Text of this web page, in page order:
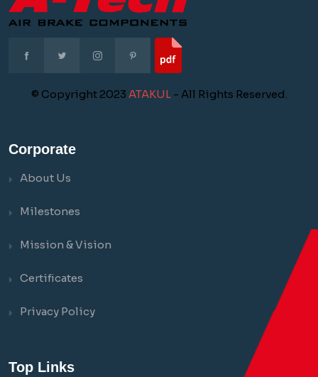
© Copyright 2023 ATAKUL- All Rights Reserved.
Corporate
About Us
Milestones
Mission & Vision
Certificates
Privacy Policy
Top Links